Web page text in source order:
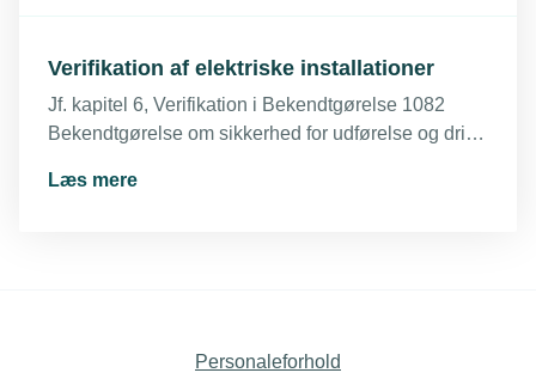
Verifikation af elektriske installationer
Jf. kapitel 6, Verifikation i Bekendtgørelse 1082
Bekendtgørelse om sikkerhed for udførelse og drift
verificeres, at installationen opfylder
Læs mere
Personaleforhold